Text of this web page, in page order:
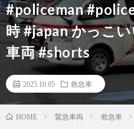
#policeman
時 #japan かっこ
車両 #shorts
2025.10.05 救急車
HOME 緊急車両 救急車